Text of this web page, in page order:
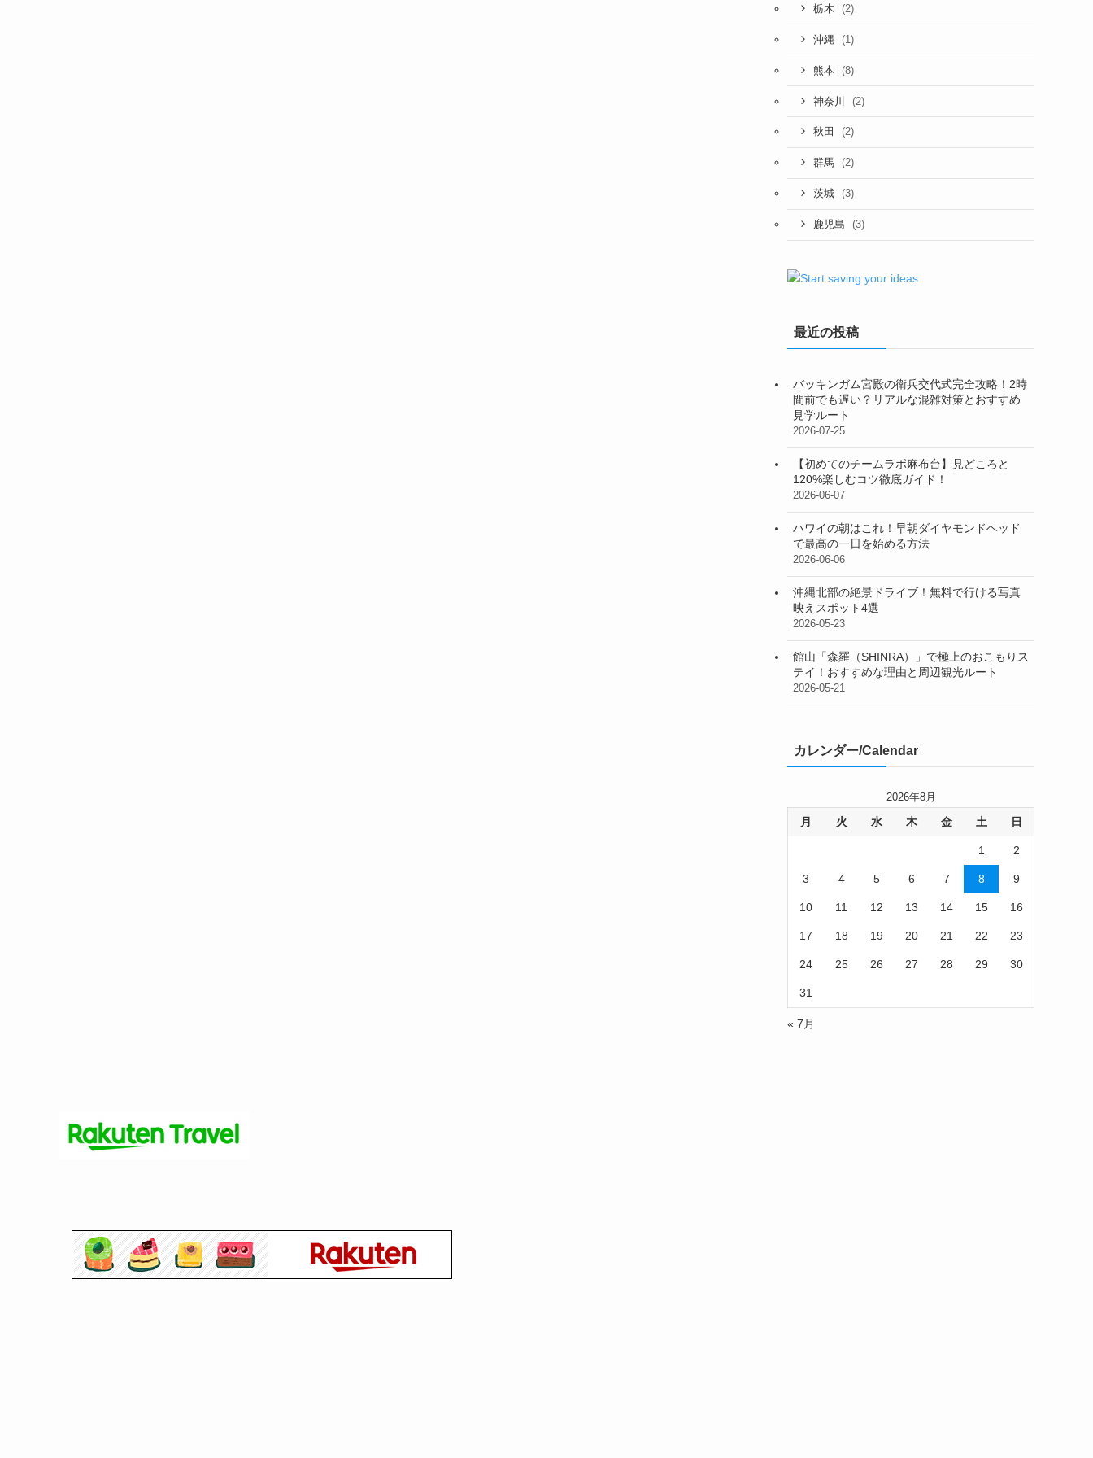
栃木 (2)
沖縄 (1)
熊本 (8)
神奈川 (2)
秋田 (2)
群馬 (2)
茨城 (3)
鹿児島 (3)
最近の投稿
バッキンガム宮殿の衛兵交代式完全攻略！2時
間前でも遅い？リアルな混雑対策とおすすめ
見学ルート
2026-07-25
【初めてのチームラボ麻布台】見どころと
120%楽しむコツ徹底ガイド！
2026-06-07
ハワイの朝はこれ！早朝ダイヤモンドヘッド
で最高の一日を始める方法
2026-06-06
沖縄北部の絶景ドライブ！無料で行ける写真
映えスポット4選
2026-05-23
館山「森羅（SHINRA）」で極上のおこもりス
テイ！おすすめな理由と周辺観光ルート
2026-05-21
カレンダー/Calendar
2026年8月
月 火 水 木 金 土 日
1 2
3 4 5 6 7 8 9
10 11 12 13 14 15 16
17 18 19 20 21 22 23
24 25 26 27 28 29 30
31
« 7月